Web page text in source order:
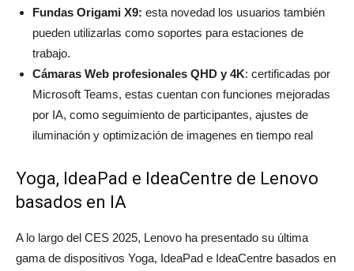
Fundas Origami X9: esta novedad los usuarios también
pueden utilizarlas como soportes para estaciones de
trabajo.
Cámaras Web profesionales QHD y 4K: certificadas por
Microsoft Teams, estas cuentan con funciones mejoradas
por IA, como seguimiento de participantes, ajustes de
iluminación y optimización de imagenes en tiempo real
Yoga, IdeaPad e IdeaCentre de Lenovo
basados en IA
A lo largo del CES 2025, Lenovo ha presentado su última
gama de dispositivos Yoga, IdeaPad e IdeaCentre basados en